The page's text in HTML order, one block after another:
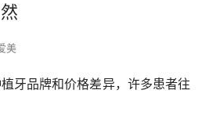
美
牙品牌和价格差异，许多患者往